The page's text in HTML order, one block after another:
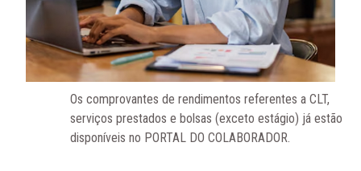
Os comprovantes de rendimentos referentes a CLT,
serviços prestados e bolsas (exceto estágio) já estão
disponíveis no PORTAL DO COLABORADOR.